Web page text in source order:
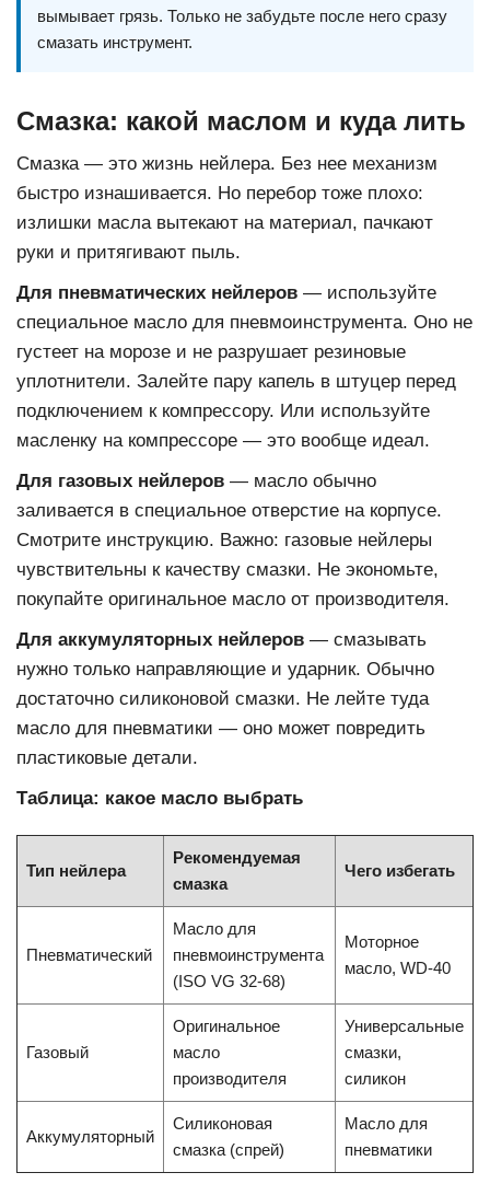
вымывает грязь. Только не забудьте после него сразу
смазать инструмент.
Смазка: какой маслом и куда лить
Смазка — это жизнь нейлера. Без нее механизм
быстро изнашивается. Но перебор тоже плохо:
излишки масла вытекают на материал, пачкают
руки и притягивают пыль.
Для пневматических нейлеров — используйте
специальное масло для пневмоинструмента. Оно не
густеет на морозе и не разрушает резиновые
уплотнители. Залейте пару капель в штуцер перед
подключением к компрессору. Или используйте
масленку на компрессоре — это вообще идеал.
Для газовых нейлеров — масло обычно
заливается в специальное отверстие на корпусе.
Смотрите инструкцию. Важно: газовые нейлеры
чувствительны к качеству смазки. Не экономьте,
покупайте оригинальное масло от производителя.
Для аккумуляторных нейлеров — смазывать
нужно только направляющие и ударник. Обычно
достаточно силиконовой смазки. Не лейте туда
масло для пневматики — оно может повредить
пластиковые детали.
Таблица: какое масло выбрать
Тип нейлера
Рекомендуемая
смазка
Чего избегать
Пневматический
Масло для
пневмоинструмента
(ISO VG 32-68)
Моторное
масло, WD-40
Газовый
Оригинальное
масло
производителя
Универсальные
смазки,
силикон
Аккумуляторный
Силиконовая
смазка (спрей)
Масло для
пневматики